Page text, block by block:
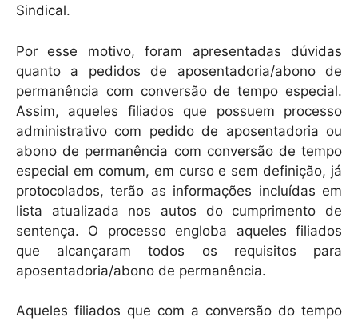
Sindical.
Por esse motivo, foram apresentadas dúvidas
quanto a pedidos de aposentadoria/abono de
permanência com conversão de tempo especial.
Assim, aqueles filiados que possuem processo
administrativo com pedido de aposentadoria ou
abono de permanência com conversão de tempo
especial em comum, em curso e sem definição, já
protocolados, terão as informações incluídas em
lista atualizada nos autos do cumprimento de
sentença. O processo engloba aqueles filiados
que alcançaram todos os requisitos para
aposentadoria/abono de permanência.
Aqueles filiados que com a conversão do tempo